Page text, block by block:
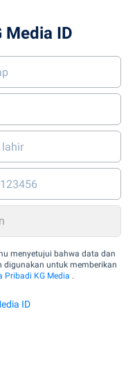
Media ID
menyetujui bahwa data dan
digunakan untuk memberikan
Pribadi KG Media .
ID